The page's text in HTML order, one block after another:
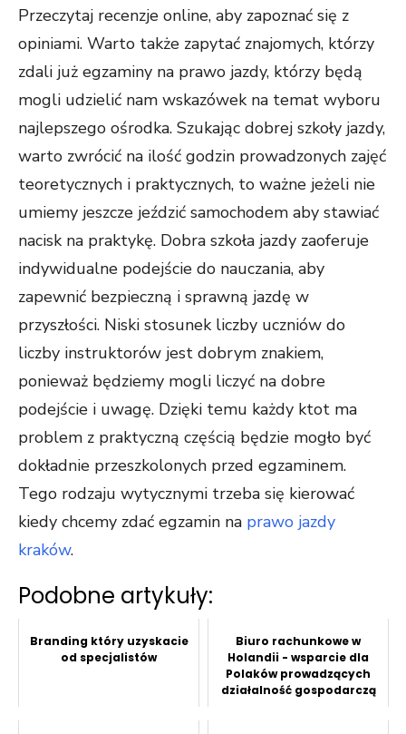
Przeczytaj recenzje online, aby zapoznać się z
opiniami. Warto także zapytać znajomych, którzy
zdali już egzaminy na prawo jazdy, którzy będą
mogli udzielić nam wskazówek na temat wyboru
najlepszego ośrodka. Szukając dobrej szkoły jazdy,
warto zwrócić na ilość godzin prowadzonych zajęć
teoretycznych i praktycznych, to ważne jeżeli nie
umiemy jeszcze jeździć samochodem aby stawiać
nacisk na praktykę. Dobra szkoła jazdy zaoferuje
indywidualne podejście do nauczania, aby
zapewnić bezpieczną i sprawną jazdę w
przyszłości. Niski stosunek liczby uczniów do
liczby instruktorów jest dobrym znakiem,
ponieważ będziemy mogli liczyć na dobre
podejście i uwagę. Dzięki temu każdy ktot ma
problem z praktyczną częścią będzie mogło być
dokładnie przeszkolonych przed egzaminem.
Tego rodzaju wytycznymi trzeba się kierować
kiedy chcemy zdać egzamin na prawo jazdy
kraków.
Podobne artykuły:
Branding który uzyskacie
od specjalistów
Biuro rachunkowe w
Holandii - wsparcie dla
Polaków prowadzących
działalność gospodarczą